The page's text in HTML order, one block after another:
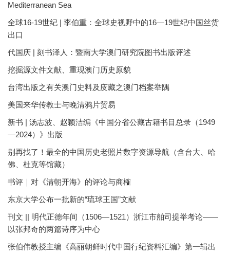
Mediterranean Sea
全球16-19世纪 | 李伯重：全球史视野中的16—19世纪中国丝货
出口
代国庆 | 刻书泽人：暨南大学澳门研究院图书出版评述
挖掘源文件文献、重现澳门历史原貌
台湾出版之有关澳门史料及庋藏之澳门档案举隅
美国来华传教士与晚清鸦片贸易
新书 | 汤志波、赵颖洁编《中国分省公藏古籍书目总录（1949
—2024）》出版
别再找了！最全的中国历史老照片数字资源导航（含台大、哈
佛、杜克等馆藏）
书评｜对《清朝开海》的评论与商榷
东京大学公布一批新的“琉球王国”文献
刊文 || 明代正德年间（1506—1521）浙江市舶司提举考论——
以张邦奇的两篇诗序为中心
张伯伟教授主编《高丽朝鲜时代中国行纪资料汇编》第一辑出